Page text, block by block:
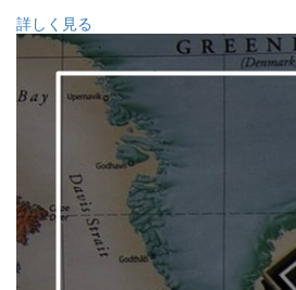
詳しく見る